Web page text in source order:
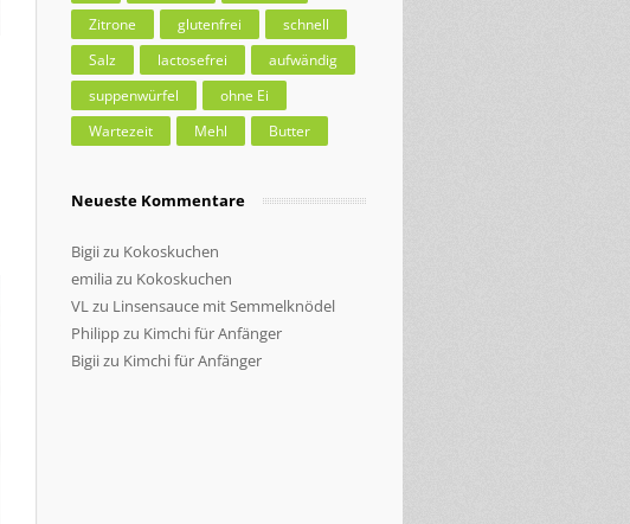
Zitrone
glutenfrei
schnell
Salz
lactosefrei
aufwändig
suppenwürfel
ohne Ei
Wartezeit
Mehl Butter
Neueste Kommentare
Bigiizu Kokoskuchen
emilia zu Kokoskuchen
VLzu Linsensauce mit Semmelknödel
Philippzu Kimchi für Anfänger
Bigiizu Kimchi für Anfänger